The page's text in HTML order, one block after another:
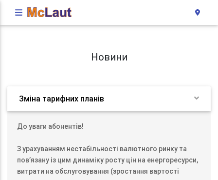
Новини
Зміна тарифних планів
До уваги абонентів!
З урахуванням нестабільності валютного ринку та
пов’язану із цим динаміку росту цін на енергоресурси,
витрати на обслуговування (зростання вартості